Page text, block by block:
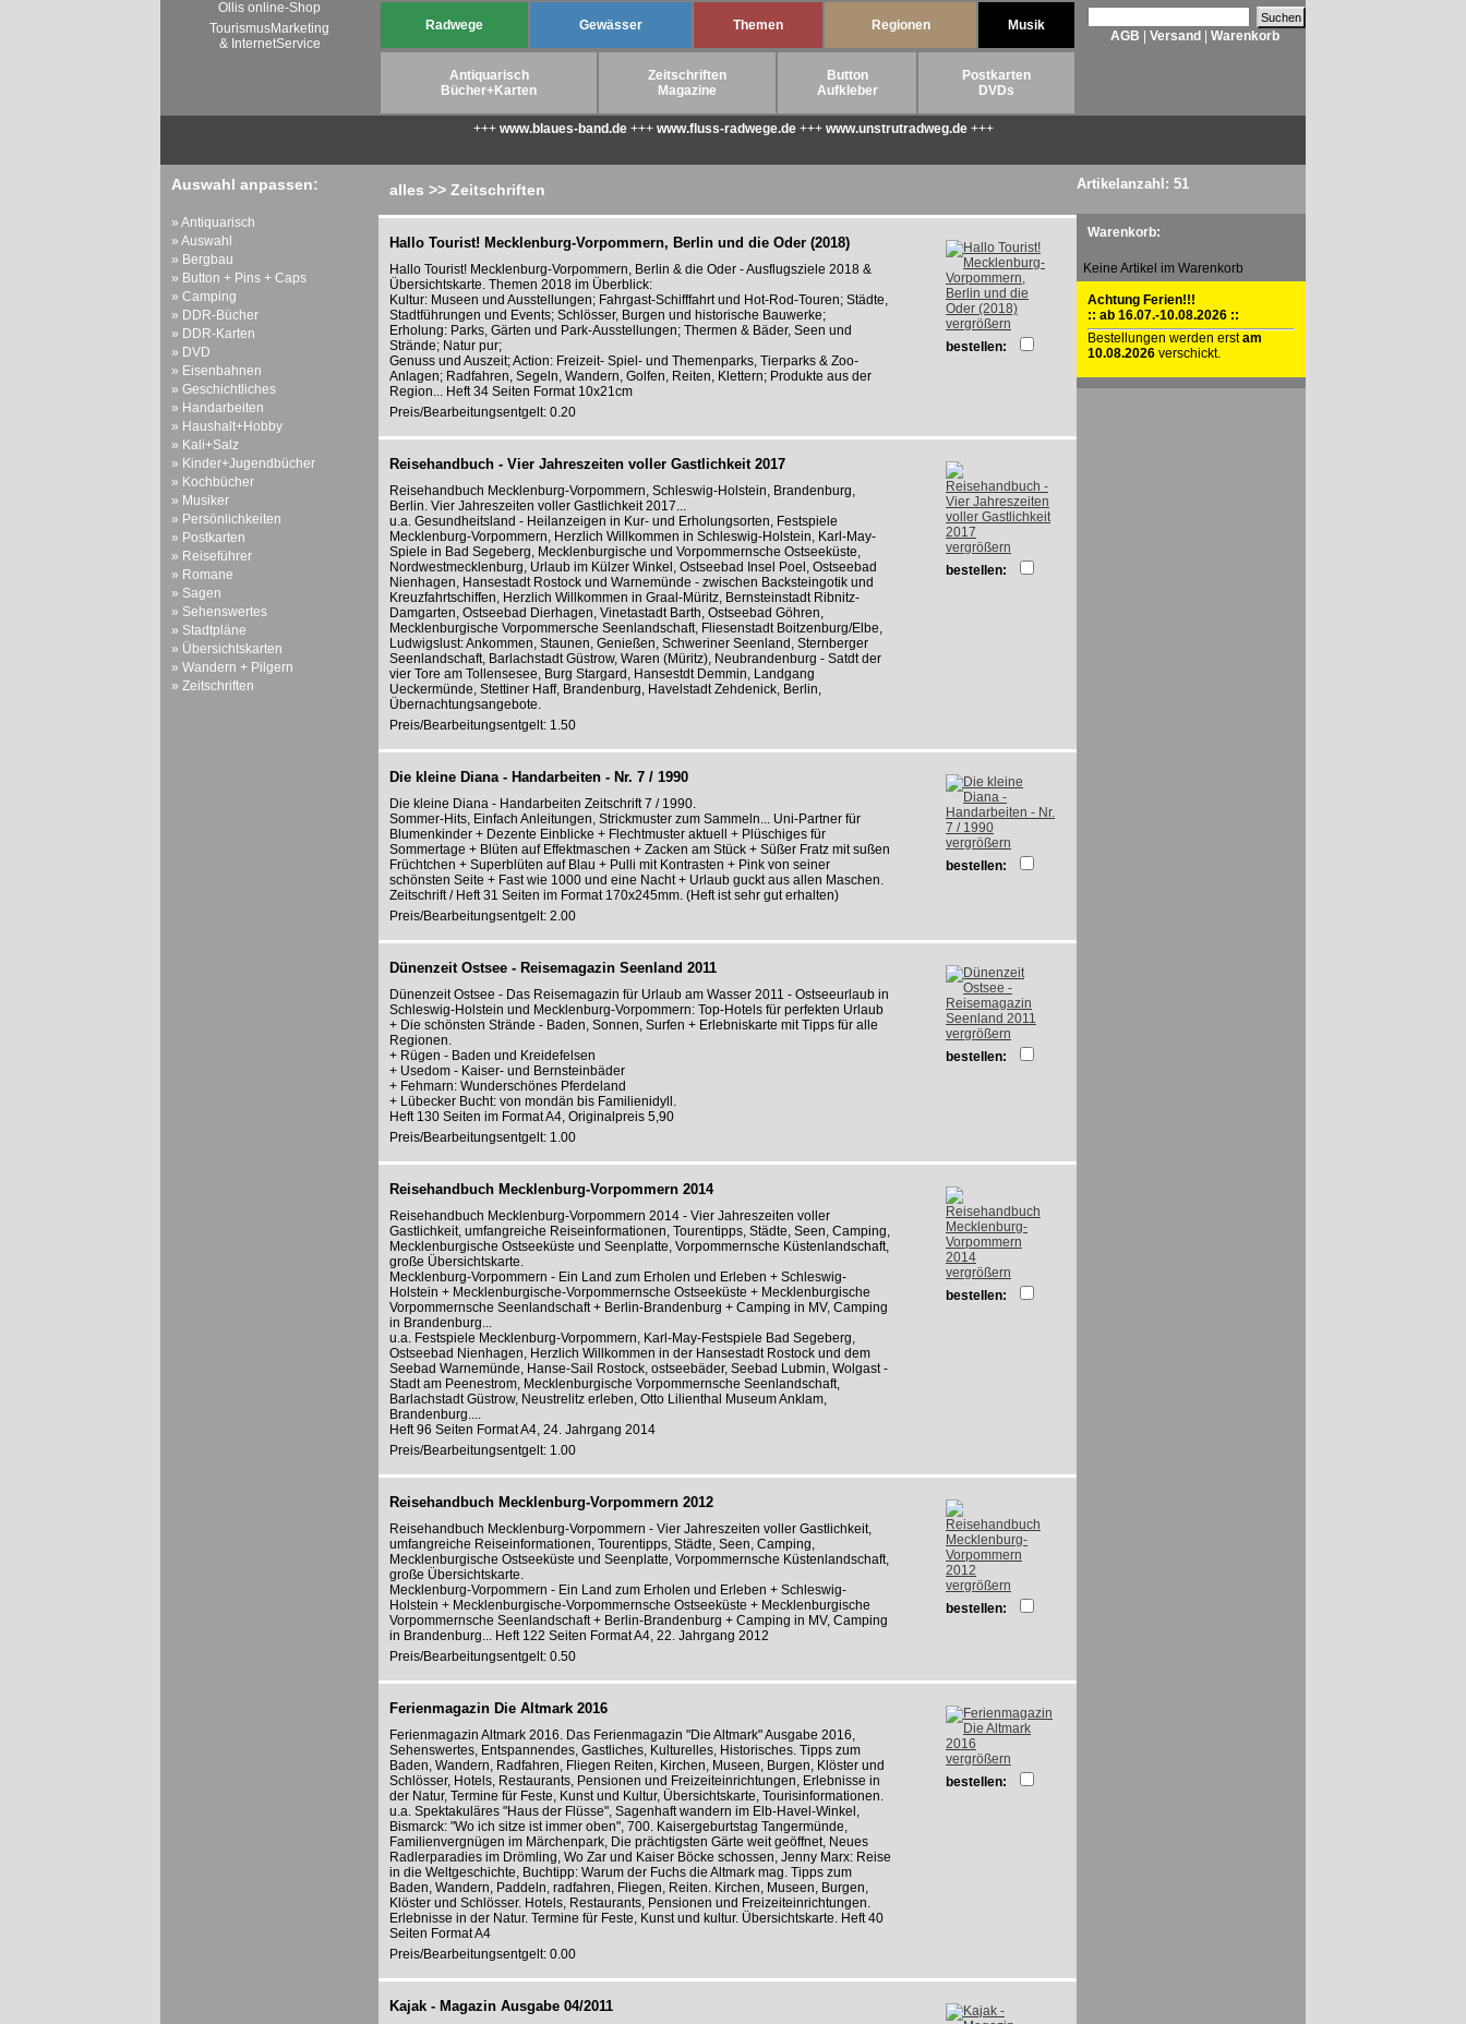
Ollis online-Shop
TourismusMarketing
& InternetService
Radwege Gewässer Themen Regionen Musik
Antiquarisch
Bücher+Karten
Zeitschriften
Magazine
Button
Aufkleber
Postkarten
DVDs
AGB Versand Warenkorb
+++ www.blaues-band.de+++ www.fluss-radwege.de+++ www.unstrutradweg.de+++
Auswahl anpassen:
» Antiquarisch
» Auswahl
» Bergbau
» Button + Pins + Caps
» Camping
» DDR-Bücher
» DDR-Karten
» DVD
» Eisenbahnen
» Geschichtliches
» Handarbeiten
» Haushalt+Hobby
» Kali+Salz
» Kinder+Jugendbücher
» Kochbücher
» Musiker
» Persönlichkeiten
» Postkarten
» Reiseführer
» Romane
» Sagen
» Sehenswertes
» Stadtpläne
» Übersichtskarten
» Wandern + Pilgern
» Zeitschriften
alles >> Zeitschriften
Hallo Tourist! Mecklenburg-Vorpommern, Berlin und die Oder (2018)
Hallo Tourist! Mecklenburg-Vorpommern, Berlin & die Oder - Ausflugsziele 2018 &
Übersichtskarte. Themen 2018 im Überblick:
Kultur: Museen und Ausstellungen; Fahrgast-Schifffahrt und Hot-Rod-Touren; Städte,
Stadtführungen und Events; Schlösser, Burgen und historische Bauwerke;
Erholung: Parks, Gärten und Park-Ausstellungen; Thermen & Bäder, Seen und
Strände; Natur pur;
Genuss und Auszeit; Action: Freizeit- Spiel- und Themenparks, Tierparks & Zoo-
Anlagen; Radfahren, Segeln, Wandern, Golfen, Reiten, Klettern; Produkte aus der
Region... Heft 34 Seiten Format 10x21cm
Preis/Bearbeitungsentgelt: 0.20
vergrößern
bestellen:
Reisehandbuch - Vier Jahreszeiten voller Gastlichkeit 2017
Reisehandbuch Mecklenburg-Vorpommern, Schleswig-Holstein, Brandenburg,
Berlin. Vier Jahreszeiten voller Gastlichkeit 2017...
u.a. Gesundheitsland - Heilanzeigen in Kur- und Erholungsorten, Festspiele
Mecklenburg-Vorpommern, Herzlich Willkommen in Schleswig-Holstein, Karl-May-
Spiele in Bad Segeberg, Mecklenburgische und Vorpommernsche Ostseeküste,
Nordwestmecklenburg, Urlaub im Külzer Winkel, Ostseebad Insel Poel, Ostseebad
Nienhagen, Hansestadt Rostock und Warnemünde - zwischen Backsteingotik und
Kreuzfahrtschiffen, Herzlich Willkommen in Graal-Müritz, Bernsteinstadt Ribnitz-
Damgarten, Ostseebad Dierhagen, Vinetastadt Barth, Ostseebad Göhren,
Mecklenburgische Vorpommersche Seenlandschaft, Fliesenstadt Boitzenburg/Elbe,
Ludwigslust: Ankommen, Staunen, Genießen, Schweriner Seenland, Sternberger
Seenlandschaft, Barlachstadt Güstrow, Waren (Müritz), Neubrandenburg - Satdt der
vier Tore am Tollensesee, Burg Stargard, Hansestdt Demmin, Landgang
Ueckermünde, Stettiner Haff, Brandenburg, Havelstadt Zehdenick, Berlin,
Übernachtungsangebote.
Preis/Bearbeitungsentgelt: 1.50
vergrößern
bestellen:
Die kleine Diana - Handarbeiten - Nr. 7 / 1990
Die kleine Diana - Handarbeiten Zeitschrift 7 / 1990.
Sommer-Hits, Einfach Anleitungen, Strickmuster zum Sammeln... Uni-Partner für
Blumenkinder + Dezente Einblicke + Flechtmuster aktuell + Plüschiges für
Sommertage + Blüten auf Effektmaschen + Zacken am Stück + Süßer Fratz mit sußen
Früchtchen + Superblüten auf Blau + Pulli mit Kontrasten + Pink von seiner
schönsten Seite + Fast wie 1000 und eine Nacht + Urlaub guckt aus allen Maschen.
Zeitschrift / Heft 31 Seiten im Format 170x245mm. (Heft ist sehr gut erhalten)
Preis/Bearbeitungsentgelt: 2.00
vergrößern
bestellen:
Dünenzeit Ostsee - Reisemagazin Seenland 2011
Dünenzeit Ostsee - Das Reisemagazin für Urlaub am Wasser 2011 - Ostseeurlaub in
Schleswig-Holstein und Mecklenburg-Vorpommern: Top-Hotels für perfekten Urlaub
+ Die schönsten Strände - Baden, Sonnen, Surfen + Erlebniskarte mit Tipps für alle
Regionen.
+ Rügen - Baden und Kreidefelsen
+ Usedom - Kaiser- und Bernsteinbäder
+ Fehmarn: Wunderschönes Pferdeland
+ Lübecker Bucht: von mondän bis Familienidyll.
Heft 130 Seiten im Format A4, Originalpreis 5,90
Preis/Bearbeitungsentgelt: 1.00
vergrößern
bestellen:
Reisehandbuch Mecklenburg-Vorpommern 2014
Reisehandbuch Mecklenburg-Vorpommern 2014 - Vier Jahreszeiten voller
Gastlichkeit, umfangreiche Reiseinformationen, Tourentipps, Städte, Seen, Camping,
Mecklenburgische Ostseeküste und Seenplatte, Vorpommernsche Küstenlandschaft,
große Übersichtskarte.
Mecklenburg-Vorpommern - Ein Land zum Erholen und Erleben + Schleswig-
Holstein + Mecklenburgische-Vorpommernsche Ostseeküste + Mecklenburgische
Vorpommernsche Seenlandschaft + Berlin-Brandenburg + Camping in MV, Camping
in Brandenburg...
u.a. Festspiele Mecklenburg-Vorpommern, Karl-May-Festspiele Bad Segeberg,
Ostseebad Nienhagen, Herzlich Willkommen in der Hansestadt Rostock und dem
Seebad Warnemünde, Hanse-Sail Rostock, ostseebäder, Seebad Lubmin, Wolgast -
Stadt am Peenestrom, Mecklenburgische Vorpommernsche Seenlandschaft,
Barlachstadt Güstrow, Neustrelitz erleben, Otto Lilienthal Museum Anklam,
Brandenburg....
Heft 96 Seiten Format A4, 24. Jahrgang 2014
Preis/Bearbeitungsentgelt: 1.00
vergrößern
bestellen:
Reisehandbuch Mecklenburg-Vorpommern 2012
Reisehandbuch Mecklenburg-Vorpommern - Vier Jahreszeiten voller Gastlichkeit,
umfangreiche Reiseinformationen, Tourentipps, Städte, Seen, Camping,
Mecklenburgische Ostseeküste und Seenplatte, Vorpommernsche Küstenlandschaft,
große Übersichtskarte.
Mecklenburg-Vorpommern - Ein Land zum Erholen und Erleben + Schleswig-
Holstein + Mecklenburgische-Vorpommernsche Ostseeküste + Mecklenburgische
Vorpommernsche Seenlandschaft + Berlin-Brandenburg + Camping in MV, Camping
in Brandenburg... Heft 122 Seiten Format A4, 22. Jahrgang 2012
Preis/Bearbeitungsentgelt: 0.50
vergrößern
bestellen:
Ferienmagazin Die Altmark 2016
Ferienmagazin Altmark 2016. Das Ferienmagazin "Die Altmark" Ausgabe 2016,
Sehenswertes, Entspannendes, Gastliches, Kulturelles, Historisches. Tipps zum
Baden, Wandern, Radfahren, Fliegen Reiten, Kirchen, Museen, Burgen, Klöster und
Schlösser, Hotels, Restaurants, Pensionen und Freizeiteinrichtungen, Erlebnisse in
der Natur, Termine für Feste, Kunst und Kultur, Übersichtskarte, Tourisinformationen.
u.a. Spektakuläres "Haus der Flüsse", Sagenhaft wandern im Elb-Havel-Winkel,
Bismarck: "Wo ich sitze ist immer oben", 700. Kaisergeburtstag Tangermünde,
Familienvergnügen im Märchenpark, Die prächtigsten Gärte weit geöffnet, Neues
Radlerparadies im Drömling, Wo Zar und Kaiser Böcke schossen, Jenny Marx: Reise
in die Weltgeschichte, Buchtipp: Warum der Fuchs die Altmark mag. Tipps zum
Baden, Wandern, Paddeln, radfahren, Fliegen, Reiten. Kirchen, Museen, Burgen,
Klöster und Schlösser. Hotels, Restaurants, Pensionen und Freizeiteinrichtungen.
Erlebnisse in der Natur. Termine für Feste, Kunst und kultur. Übersichtskarte. Heft 40
Seiten Format A4
Preis/Bearbeitungsentgelt: 0.00
vergrößern
bestellen:
Kajak - Magazin Ausgabe 04/2011
Artikelanzahl: 51
Warenkorb:
Keine Artikel im Warenkorb
Achtung Ferien!!!
:: ab 16.07.-10.08.2026 ::
Bestellungen werden erstam
10.08.2026 verschickt.